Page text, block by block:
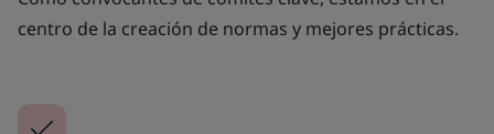
centro de la creación de normas y mejores prácticas.